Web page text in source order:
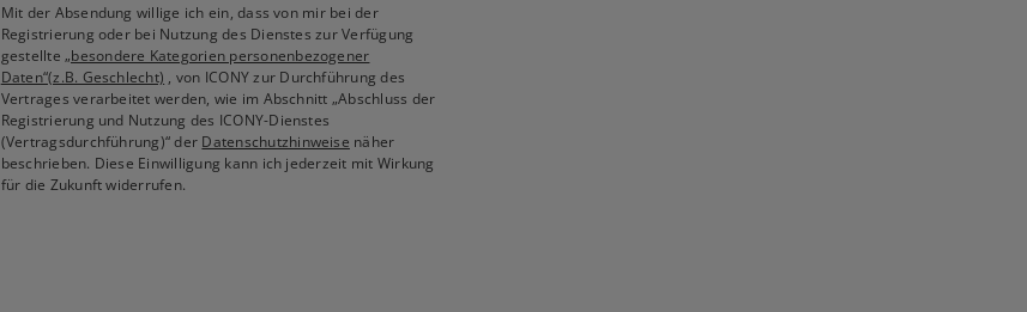
Mit der Absendung willige ich ein, dass von mir bei der
Registrierung oder bei Nutzung des Dienstes zur Verfügung
gestellte„besondere Kategorien personenbezogener
Daten“(z.B. Geschlecht) , von ICONY zur Durchführung des
Vertrages verarbeitet werden, wie im Abschnitt „Abschluss der
Registrierung und Nutzung des ICONY-Dienstes
(Vertragsdurchführung)“ der Datenschutzhinweise näher
beschrieben. Diese Einwilligung kann ich jederzeit mit Wirkung
für die Zukunft widerrufen.